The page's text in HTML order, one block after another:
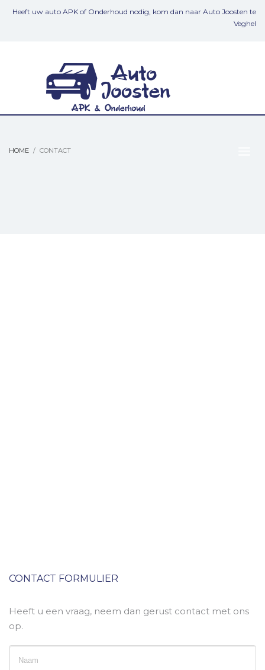
Heeft uw auto APK of Onderhoud nodig, kom dan naar Auto Joosten te
Veghel
HOME CONTACT
CONTACT FORMULIER
Heeft u een vraag, neem dan gerust contact met ons
op.